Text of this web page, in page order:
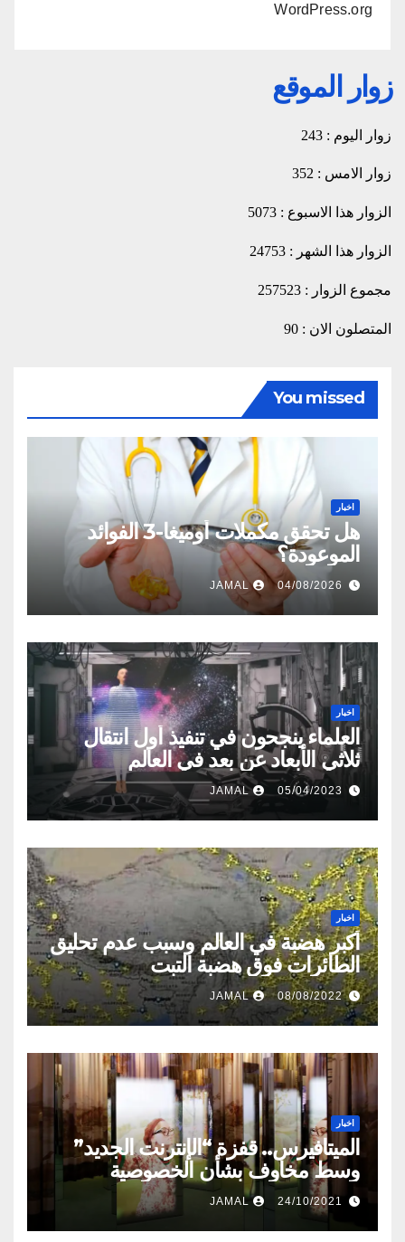
WordPress.org
زوار الموقع
زوار اليوم : 243
زوار الامس : 352
الزوار هذا الاسبوع : 5073
الزوار هذا الشهر : 24753
مجموع الزوار : 257523
المتصلون الان : 90
You missed
اخبار
هل تحقق مكملات أوميغا-3 الفوائد
الموعودة؟
04/08/2026
JAMAL
اخبار
العلماء ينجحون في تنفيذ أول انتقال
ثلاثي الأبعاد عن بعد في العالم
05/04/2023
JAMAL
اخبار
أكبر هضبة في العالم وسبب عدم تحليق
الطائرات فوق هضبة التبت
08/08/2022
JAMAL
اخبار
الميتافيرس.. قفزة “الإنترنت الجديد”
وسط مخاوف بشأن الخصوصية
24/10/2021
JAMAL